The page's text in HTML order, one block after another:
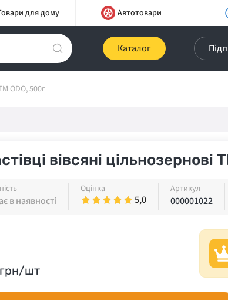
для дому Автотовари
Каталог
ODO, 500г
вівсяні цільнозернові
в наявності
Оцінка
5,0
Артикул
000001022
грн/шт